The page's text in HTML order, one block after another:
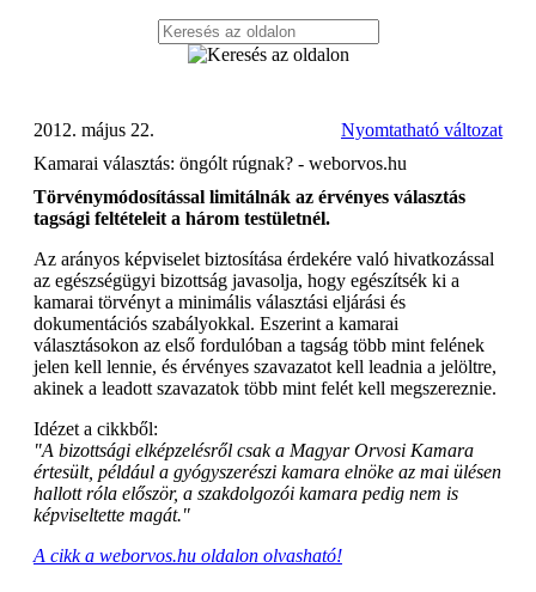
Nyomtatható változat
2012. május 22.
Kamarai választás: öngólt rúgnak? - weborvos.hu
Törvénymódosítással limitálnák az érvényes választás
tagsági feltételeit a három testületnél.
Az arányos képviselet biztosítása érdekére való hivatkozással
az egészségügyi bizottság javasolja, hogy egészítsék ki a
kamarai törvényt a minimális választási eljárási és
dokumentációs szabályokkal. Eszerint a kamarai
választásokon az első fordulóban a tagság több mint felének
jelen kell lennie, és érvényes szavazatot kell leadnia a jelöltre,
akinek a leadott szavazatok több mint felét kell megszereznie.
Idézet a cikkből:
"A bizottsági elképzelésről csak a Magyar Orvosi Kamara
értesült, például a gyógyszerészi kamara elnöke az mai ülésen
hallott róla először, a szakdolgozói kamara pedig nem is
képviseltette magát."
A cikk a weborvos.hu oldalon olvasható!